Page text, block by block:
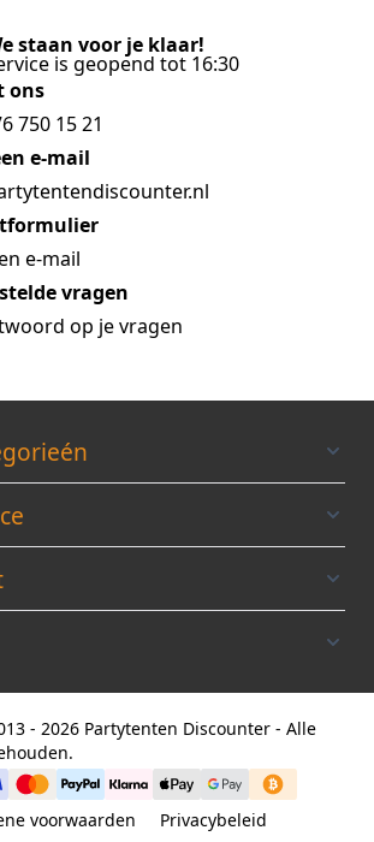
staan voor je klaar!
is geopend tot 16:30
ons
750 15 21
e-mail
e-mail
vragen
op je vragen
- 2026 Partytenten Discounter - Alle
voorwaarden Privacybeleid